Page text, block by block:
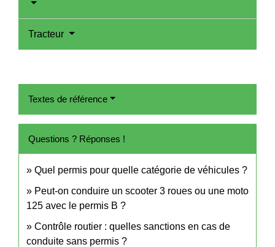
Tracteur
Textes de référence
Questions ? Réponses !
Quel permis pour quelle catégorie de véhicules ?
Peut-on conduire un scooter 3 roues ou une moto
125 avec le permis B ?
Contrôle routier : quelles sanctions en cas de
conduite sans permis ?